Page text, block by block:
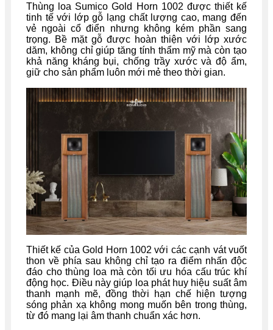
Thùng loa Sumico Gold Horn 1002 được thiết kế
tinh tế với lớp gỗ lạng chất lượng cao, mang đến
vẻ ngoài cổ điển nhưng không kém phần sang
trọng. Bề mặt gỗ được hoàn thiện với lớp xước
dăm, không chỉ giúp tăng tính thẩm mỹ mà còn tạo
khả năng kháng bụi, chống trầy xước và độ ẩm,
giữ cho sản phẩm luôn mới mẻ theo thời gian.
Thiết kế của Gold Horn 1002 với các cạnh vát vuốt
thon về phía sau không chỉ tạo ra điểm nhấn độc
đáo cho thùng loa mà còn tối ưu hóa cấu trúc khí
động học. Điều này giúp loa phát huy hiệu suất âm
thanh mạnh mẽ, đồng thời hạn chế hiện tượng
sóng phản xạ không mong muốn bên trong thùng,
từ đó mang lại âm thanh chuẩn xác hơn.